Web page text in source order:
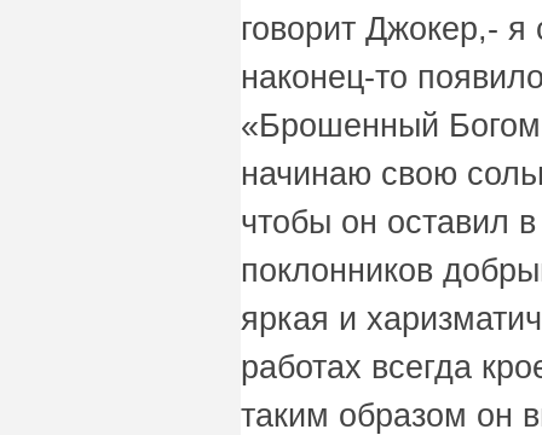
говорит Джокер,- я
наконец-то
«Брошенный
начинаю свою
чтобы он оставил
поклонников
яркая и
работах всегда
таким образом он